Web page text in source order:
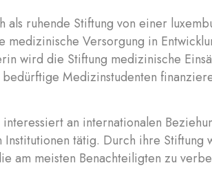
als ruhende Stiftung von einer
Versorgung in
wird die Stiftung medizinische
Medizinstudenten
an internationalen
Institutionen tätig. Durch ihre
am meisten Benachteiligten zu